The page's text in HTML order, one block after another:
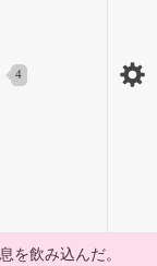
4
を飲み込んだ。